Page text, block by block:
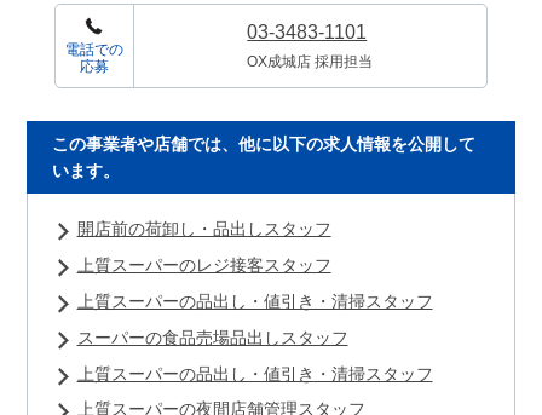
電話での
応募
03-3483-1101
OX成城店 採用担当
この事業者や店舗では、他に以下の求人情報を公開して
います。
開店前の荷卸し・品出しスタッフ
上質スーパーのレジ接客スタッフ
上質スーパーの品出し・値引き・清掃スタッフ
スーパーの食品売場品出しスタッフ
上質スーパーの品出し・値引き・清掃スタッフ
上質スーパーの夜間店舗管理スタッフ